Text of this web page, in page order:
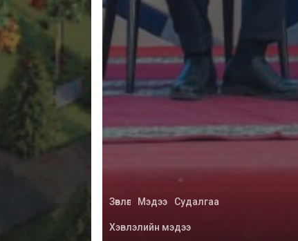
Зөвлөгөө Мэдээ Судалгаа
Хэвлэлийн мэдээ